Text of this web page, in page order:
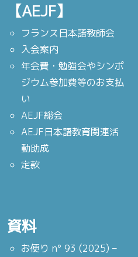
【AEJF】
フランス日本語教師会
入会案内
年会費・勉強会やシンポ
ジウム参加費等のお支払
い
AEJF総会
AEJF日本語教育関連活
動助成
定款
資料
お便り n° 93 (2025) –